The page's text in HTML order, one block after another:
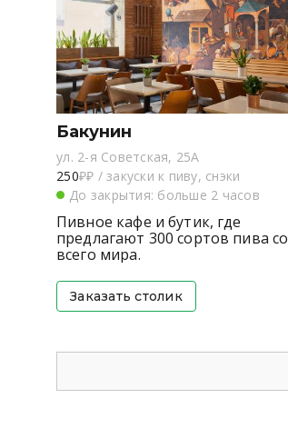
Бакунин
ул. 2-я Советская, 25А
250₽₽ / закуски к пиву, снэки
До закрытия: больше 2 часов
Пивное кафе и бутик, где
предлагают 300 сортов пива со
всего мира.
Заказать столик